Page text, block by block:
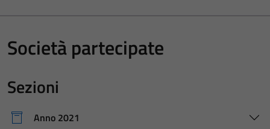
Società partecipate
Sezioni
Anno 2021